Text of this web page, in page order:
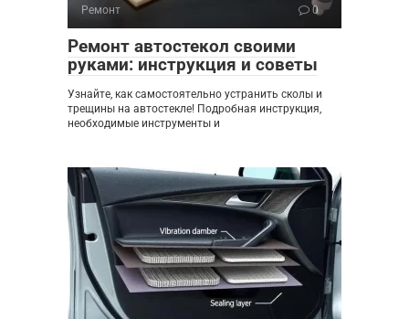
Ремонт 0
Ремонт автостекол своими
руками: инструкция и советы
Узнайте, как самостоятельно устранить сколы и
трещины на автостекле! Подробная инструкция,
необходимые инструменты и